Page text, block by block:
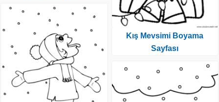
Kış Mevsimi Boyama
Sayfası